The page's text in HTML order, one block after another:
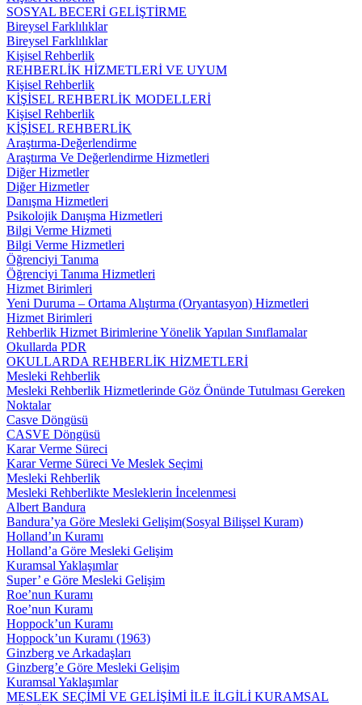
SOSYAL BECERİ GELİŞTİRME
Bireysel Farklılıklar
Bireysel Farklılıklar
Kişisel Rehberlik
REHBERLİK HİZMETLERİ VE UYUM
Kişisel Rehberlik
KİŞİSEL REHBERLİK MODELLERİ
Kişisel Rehberlik
KİŞİSEL REHBERLİK
Araştırma-Değerlendirme
Araştırma Ve Değerlendirme Hizmetleri
Diğer Hizmetler
Diğer Hizmetler
Danışma Hizmetleri
Psikolojik Danışma Hizmetleri
Bilgi Verme Hizmeti
Bilgi Verme Hizmetleri
Öğrenciyi Tanıma
Öğrenciyi Tanıma Hizmetleri
Hizmet Birimleri
Yeni Duruma – Ortama Alıştırma (Oryantasyon) Hizmetleri
Hizmet Birimleri
Rehberlik Hizmet Birimlerine Yönelik Yapılan Sınıflamalar
Okullarda PDR
OKULLARDA REHBERLİK HİZMETLERİ
Mesleki Rehberlik
Mesleki Rehberlik Hizmetlerinde Göz Önünde Tutulması Gereken
Noktalar
Casve Döngüsü
CASVE Döngüsü
Karar Verme Süreci
Karar Verme Süreci Ve Meslek Seçimi
Mesleki Rehberlik
Mesleki Rehberlikte Mesleklerin İncelenmesi
Albert Bandura
Bandura’ya Göre Mesleki Gelişim(Sosyal Bilişsel Kuram)
Holland’ın Kuramı
Holland’a Göre Mesleki Gelişim
Kuramsal Yaklaşımlar
Super’ e Göre Mesleki Gelişim
Roe’nun Kuramı
Roe’nun Kuramı
Hoppock’un Kuramı
Hoppock’un Kuramı (1963)
Ginzberg ve Arkadaşları
Ginzberg’e Göre Mesleki Gelişim
Kuramsal Yaklaşımlar
MESLEK SEÇİMİ VE GELİŞİMİ İLE İLGİLİ KURAMSAL